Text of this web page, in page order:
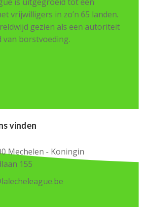
vrijwilligers in zo’n 65 landen.
gezien als een autoriteit
van borstvoeding.
vinden
Mechelen - Koningin
155